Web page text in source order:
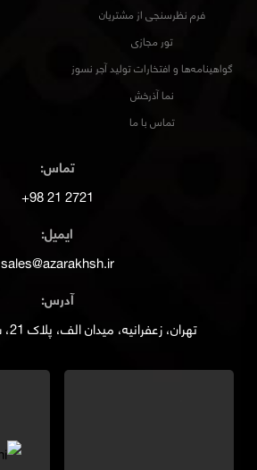
فرم نظرسنجی از مشتریان
تور مجازی
گواهینامه‌ها و افتخارات تولید آجر نسوز
نما آذرخش
تماس با ما
تماس:
2721 21 98+
ایمیل:
sales@azarakhsh.ir
آدرس:
تهران، زعفرانیه، میدان الف، پلاک 21، ساختمان آذرخش